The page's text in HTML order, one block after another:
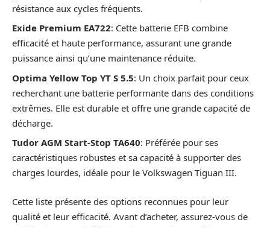
résistance aux cycles fréquents.
Exide Premium EA722: Cette batterie EFB combine
efficacité et haute performance, assurant une grande
puissance ainsi qu’une maintenance réduite.
Optima Yellow Top YT S 5.5: Un choix parfait pour ceux
recherchant une batterie performante dans des conditions
extrêmes. Elle est durable et offre une grande capacité de
décharge.
Tudor AGM Start-Stop TA640: Préférée pour ses
caractéristiques robustes et sa capacité à supporter des
charges lourdes, idéale pour le Volkswagen Tiguan III.
Cette liste présente des options reconnues pour leur
qualité et leur efficacité. Avant d’acheter, assurez-vous de